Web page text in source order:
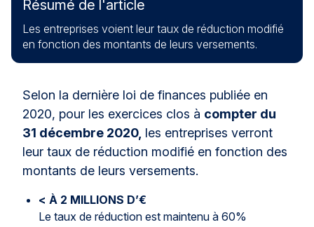
Nous rejoindre
Résumé de l'article
Les entreprises voient leur taux de réduction modifié
en fonction des montants de leurs versements.
Selon la dernière loi de finances publiée en
2020, pour les exercices clos à compter du
31 décembre 2020, les entreprises verront
leur taux de réduction modifié en fonction des
montants de leurs versements.
< À 2 MILLIONS D’€
Le taux de réduction est maintenu à 60%